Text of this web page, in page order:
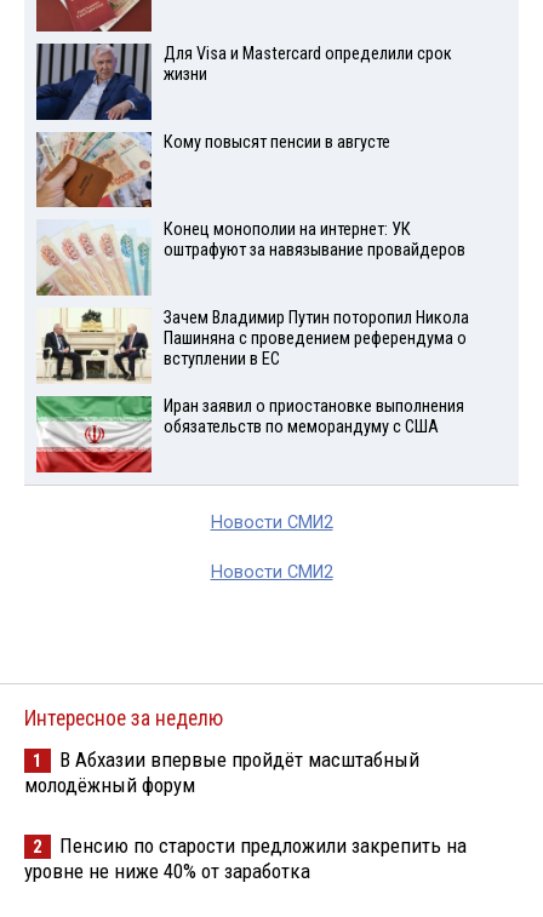
Для Visа и Mastercard определили срок
жизни
Кому повысят пенсии в августе
Конец монополии на интернет: УК
оштрафуют за навязывание провайдеров
Зачем Владимир Путин поторопил Никола
Пашиняна с проведением референдума о
вступлении в ЕС
Иран заявил о приостановке выполнения
обязательств по меморандуму с США
Новости СМИ2
Новости СМИ2
Интересное за неделю
1
В Абхазии впервые пройдёт масштабный
молодёжный форум
2
Пенсию по старости предложили закрепить на
уровне не ниже 40% от заработка